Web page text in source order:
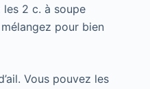
les 2 c. à soupe
pour bien
Vous pouvez les